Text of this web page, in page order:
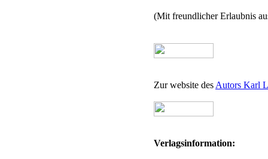
(Mit freundlicher Erlaubnis
Zur website des Autors Karl
Verlagsinformation: